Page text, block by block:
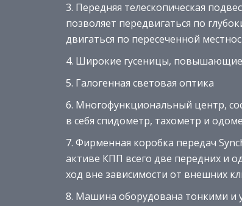
Передняя телескопическая
позволяет передвигаться по
двигаться по пересеченной
Широкие гусеницы,
Галогенная световая оптика
Многофункциональный центр,
в себя спидометр, тахометр и
Фирменная коробка передач
активе КПП всего две передних и
ход вне зависимости от внешних
Машина оборудована тонкими и